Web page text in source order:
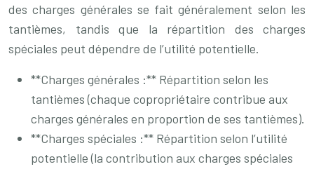
des charges générales se fait généralement selon les
tantièmes, tandis que la répartition des charges
spéciales peut dépendre de l’utilité potentielle.
**Charges générales :** Répartition selon les
tantièmes (chaque copropriétaire contribue aux
charges générales en proportion de ses tantièmes).
**Charges spéciales :** Répartition selon l’utilité
potentielle (la contribution aux charges spéciales